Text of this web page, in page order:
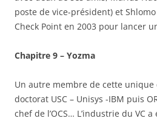
poste de vice-président) et
Check Point en 2003 pour lancer
Chapitre 9 – Yozma
Un autre membre de cette unique
doctorat USC – Unisys -IBM puis
chef de l’OCS… L’industrie du VC